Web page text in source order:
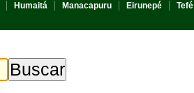
Humaitá Manacapuru Eirunepé Tefé